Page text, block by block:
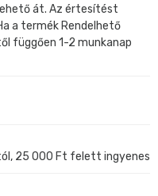
át. Az értesítést
a termék Rendelhető
függően 1-2 munkanap
25 000 Ft felett ingyenes